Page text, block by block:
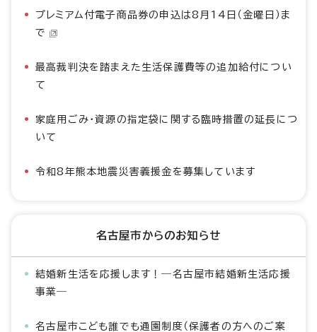
プレミアム付電子商品券の申込は8月14日（金曜日）ま
で
最高裁判決を踏まえた生活保護費等の追加給付につい
て
家庭用ごみ・資源の指定袋に関する臨時措置の延長につ
いて
令和8年熊本地震災害義援金を募集しています
名古屋市からのお知らせ
結婚新生活を応援します！―名古屋市結婚新生活応援
事業―
名古屋市こども誰でも通園制度（保護者の方へのご案